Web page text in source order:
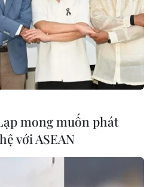
khiến 2
đô
chết và 13
mong muốn phát
với ASEAN